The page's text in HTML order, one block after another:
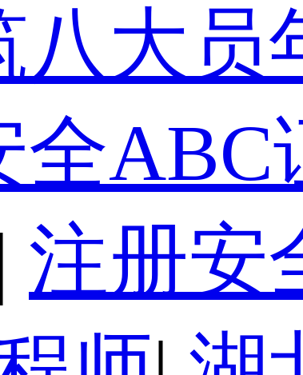
八大员
全ABC
注册安